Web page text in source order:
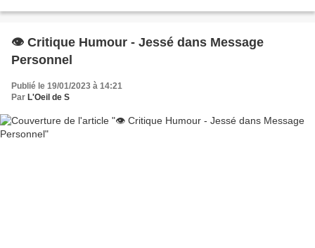
👁️ Critique Humour - Jessé dans Message
Personnel
Publié le 19/01/2023 à 14:21
Par L'Oeil de S